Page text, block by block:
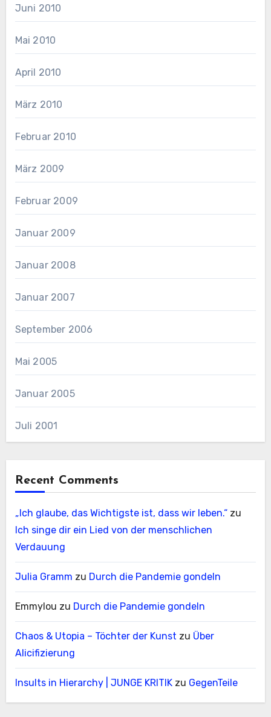
Juni 2010
Mai 2010
April 2010
März 2010
Februar 2010
März 2009
Februar 2009
Januar 2009
Januar 2008
Januar 2007
September 2006
Mai 2005
Januar 2005
Juli 2001
Recent Comments
„Ich glaube, das Wichtigste ist, dass wir leben.“zu
Ich singe dir ein Lied von der menschlichen
Verdauung
Julia Gramm zu Durch die Pandemie gondeln
Emmylou zu Durch die Pandemie gondeln
Chaos & Utopia – Töchter der Kunst zu Über
Alicifizierung
Insults in Hierarchy | JUNGE KRITIKzu GegenTeile